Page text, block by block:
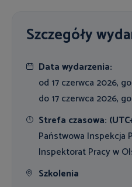
Szczegóły
Data wydarzenia:
od 17 czerwca 2026,
do 17 czerwca 2026,
Strefa czasowa:
Państwowa Inspekcja
Inspektorat Pracy w
Szkolenia